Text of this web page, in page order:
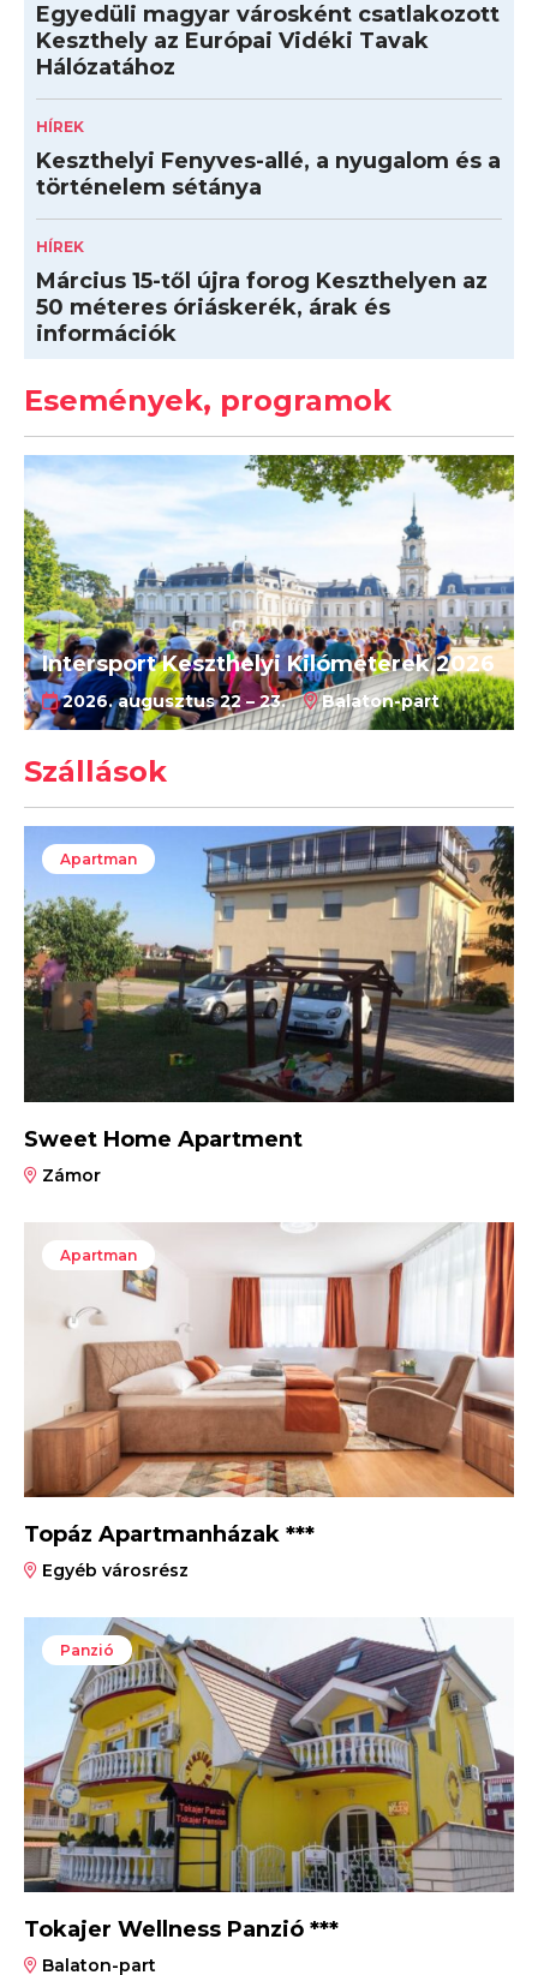
Egyedüli magyar városként csatlakozott
Keszthely az Európai Vidéki Tavak
Hálózatához
HÍREK
Keszthelyi Fenyves-allé, a nyugalom és a
történelem sétánya
HÍREK
Március 15-től újra forog Keszthelyen az
50 méteres óriáskerék, árak és
információk
Események, programok
Intersport Keszthelyi Kilóméterek 2026
2026. augusztus 22 – 23. Balaton-part
Szállások
Apartman
Sweet Home Apartment
Zámor
Apartman
Topáz Apartmanházak ***
Egyéb városrész
Panzió
Tokajer Wellness Panzió ***
Balaton-part